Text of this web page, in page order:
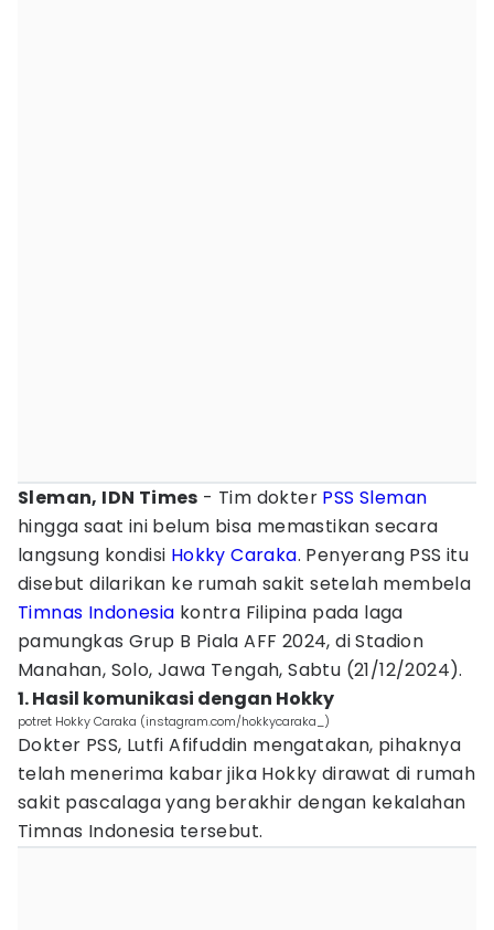
Sleman, IDN Times - Tim dokter PSS Sleman
hingga saat ini belum bisa memastikan secara
langsung kondisi Hokky Caraka. Penyerang PSS itu
disebut dilarikan ke rumah sakit setelah membela
Timnas Indonesia kontra Filipina pada laga
pamungkas Grup B Piala AFF 2024, di Stadion
Manahan, Solo, Jawa Tengah, Sabtu (21/12/2024).
1. Hasil komunikasi dengan Hokky
potret Hokky Caraka (instagram.com/hokkycaraka_)
Dokter PSS, Lutfi Afifuddin mengatakan, pihaknya
telah menerima kabar jika Hokky dirawat di rumah
sakit pascalaga yang berakhir dengan kekalahan
Timnas Indonesia tersebut.